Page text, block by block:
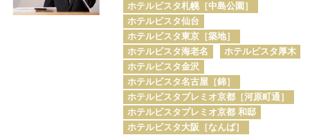
ホテルビスタ札幌［中島公園］
ホテルビスタ仙台
ホテルビスタ東京［築地］
ホテルビスタ海老名
ホテルビスタ厚木
ホテルビスタ金沢
ホテルビスタ名古屋［錦］
ホテルビスタプレミオ京都［河原町通］
ホテルビスタプレミオ京都 和邸
ホテルビスタ大阪［なんば］